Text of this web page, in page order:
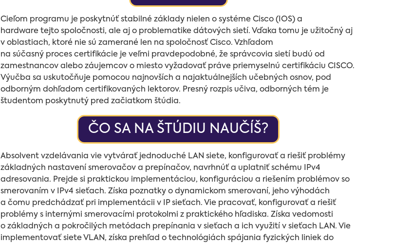
Cieľom programu je poskytnúť stabilné základy nielen o systéme Cisco (IOS) a
hardware tejto spoločnosti, ale aj o problematike dátových sietí. Vďaka tomu je užitočný aj
v oblastiach, ktoré nie sú zamerané len na spoločnosť Cisco. Vzhľadom
na súčasný proces certifikácie je veľmi pravdepodobné, že správcovia sietí budú od
zamestnancov alebo záujemcov o miesto vyžadovať práve priemyselnú certifikáciu CISCO.
Výučba sa uskutočňuje pomocou najnovších a najaktuálnejších učebných osnov, pod
odborným dohľadom certifikovaných lektorov. Presný rozpis učiva, odborných tém je
študentom poskytnutý pred začiatkom štúdia.
ČO SA NA ŠTÚDIU NAUČÍŠ?
Absolvent vzdelávania vie vytvárať jednoduché LAN siete, konfigurovať a riešiť problémy
základných nastavení smerovačov a prepínačov, navrhnúť a uplatniť schému IPv4
adresovania. Prejde si praktickou implementáciou, konfiguráciou a riešením problémov so
smerovaním v IPv4 sieťach. Získa poznatky o dynamickom smerovaní, jeho výhodách
a čomu predchádzať pri implementácii v IP sieťach. Vie pracovať, konfigurovať a riešiť
problémy s internými smerovacími protokolmi z praktického hľadiska. Získa vedomosti
o základných a pokročilých metódach prepínania v sieťach a ich využití v sieťach LAN. Vie
implementovať siete VLAN, získa prehľad o technológiách spájania fyzických liniek do